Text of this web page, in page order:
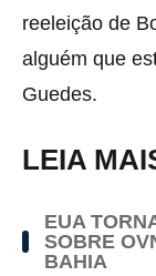
reeleição de
alguém que
Guedes.
LEIA
EUA
SOBRE
BAHIA